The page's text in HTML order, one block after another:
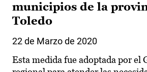
municipios de la
Toledo
22 de Marzo de 2020
Esta medida fue adoptada por el